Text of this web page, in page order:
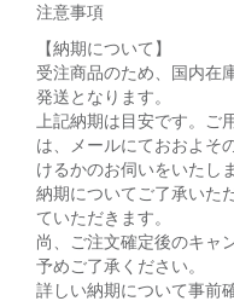
注意事項
【納期について】
受注商品のため、国内在
発送となります。
上記納期は目安です。ご
は、メールにておおよそ
けるかのお伺いをいたしま
納期についてご了承いた
ていただきます。
尚、ご注文確定後のキャ
予めご了承ください。
詳しい納期について事前